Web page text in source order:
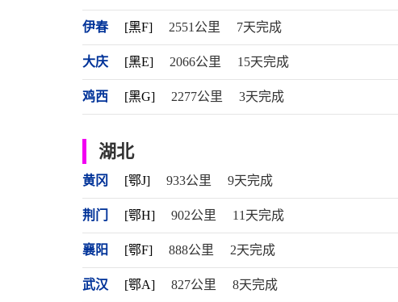
伊春 [黑F] 2551公里 7天完成
大庆 [黑E] 2066公里 15天完成
鸡西 [黑G] 2277公里 3天完成
湖北
黄冈 [鄂J] 933公里 9天完成
荆门 [鄂H] 902公里 11天完成
襄阳 [鄂F] 888公里 2天完成
武汉 [鄂A] 827公里 8天完成